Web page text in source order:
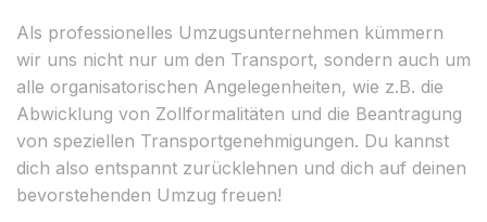
Als professionelles Umzugsunternehmen kümmern
wir uns nicht nur um den Transport, sondern auch um
alle organisatorischen Angelegenheiten, wie z.B. die
Abwicklung von Zollformalitäten und die Beantragung
von speziellen Transportgenehmigungen. Du kannst
dich also entspannt zurücklehnen und dich auf deinen
bevorstehenden Umzug freuen!